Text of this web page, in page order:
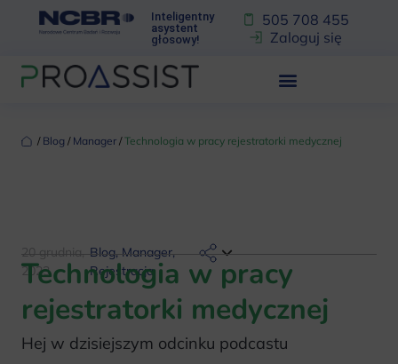
Inteligentny
asystent
głosowy!
505 708 455
Zaloguj się
‏‏‎ ‎/‏‏‎ ‎ Blog ‏‏‎ ‎/‏‏‎ ‎ Manager ‏‏‎ ‎/‏‏‎ ‎Technologia w pracy rejestratorki medycznej
20 grudnia,
2023
Blog,Manager,
Rejestracja
Technologia w pracy
rejestratorki medycznej
Hej w dzisiejszym odcinku podcastu